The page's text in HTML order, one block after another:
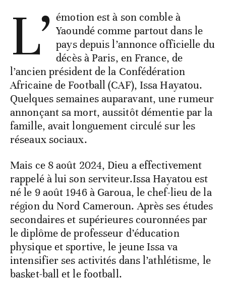
L’ émotion est à son comble à
Yaoundé comme partout dans le
pays depuis l’annonce officielle du
décès à Paris, en France, de
l’ancien président de la Confédération
Africaine de Football (CAF), Issa Hayatou.
Quelques semaines auparavant, une rumeur
annonçant sa mort, aussitôt démentie par la
famille, avait longuement circulé sur les
réseaux sociaux.
Mais ce 8 août 2024, Dieu a effectivement
rappelé à lui son serviteur.Issa Hayatou est
né le 9 août 1946 à Garoua, le chef-lieu de la
région du Nord Cameroun. Après ses études
secondaires et supérieures couronnées par
le diplôme de professeur d’éducation
physique et sportive, le jeune Issa va
intensifier ses activités dans l’athlétisme, le
basket-ball et le football.